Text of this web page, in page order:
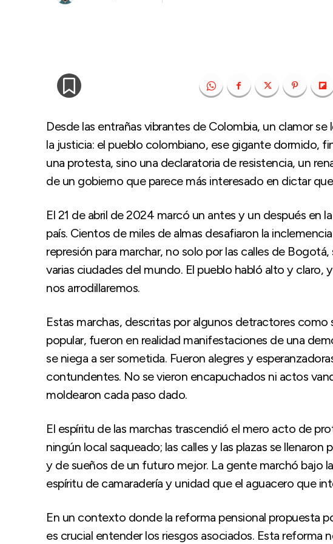
Desde las entrañas vibrantes de Colombia, un clamor
la justicia: el pueblo colombiano, ese gigante dormido,
una protesta, sino una declaratoria de resistencia, un
de un gobierno que parece más interesado en dictar
El 21 de abril de 2024 marcó un antes y un después en
país. Cientos de miles de almas desafiaron la
represión para marchar, no solo por las calles de
varias ciudades del mundo. El pueblo habló alto y claro,
nos arrodillaremos.
Estas marchas, descritas por algunos detractores
popular, fueron en realidad manifestaciones de una
se niega a ser sometida. Fueron alegres y
contundentes. No se vieron encapuchados ni actos
moldearon cada paso dado.
El espíritu de las marchas trascendió el mero acto de
ningún local saqueado; las calles y las plazas se llenaron
y de sueños de un futuro mejor. La gente marchó bajo
espíritu de camaradería y unidad que el aguacero que
En un contexto donde la reforma pensional propuesta
es crucial entender los riesgos asociados. Esta reforma